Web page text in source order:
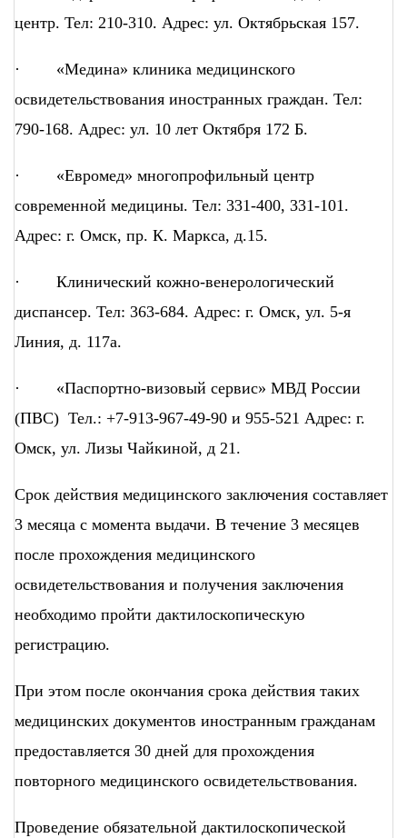
центр. Тел: 210-310. Адрес: ул. Октябрьская 157.
· «Медина» клиника медицинского
освидетельствования иностранных граждан. Тел:
790-168. Адрес: ул. 10 лет Октября 172 Б.
· «Евромед» многопрофильный центр
современной медицины. Тел: 331-400, 331-101.
Адрес: г. Омск, пр. К. Маркса, д.15.
· Клинический кожно-венерологический
диспансер. Тел: 363-684. Адрес: г. Омск, ул. 5-я
Линия, д. 117а.
· «Паспортно-визовый сервис» МВД России
(ПВС) Тел.: +7-913-967-49-90 и 955-521 Адрес: г.
Омск, ул. Лизы Чайкиной, д 21.
Срок действия медицинского заключения составляет
3 месяца с момента выдачи. В течение 3 месяцев
после прохождения медицинского
освидетельствования и получения заключения
необходимо пройти дактилоскопическую
регистрацию.
При этом после окончания срока действия таких
медицинских документов иностранным гражданам
предоставляется 30 дней для прохождения
повторного медицинского освидетельствования.
Проведение обязательной дактилоскопической